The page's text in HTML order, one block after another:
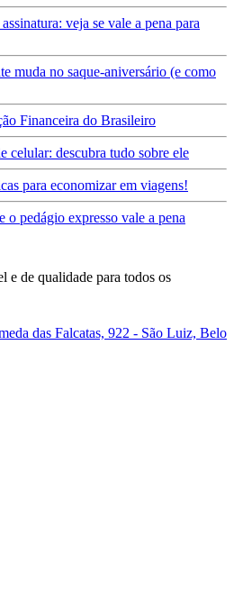
veja se vale a pena para
muda no saque-aniversário (e como
Financeira do Brasileiro
celular: descubra tudo sobre ele
para economizar em viagens!
o pedágio expresso vale a pena
e de qualidade para todos os
das Falcatas, 922 - São Luiz, Belo